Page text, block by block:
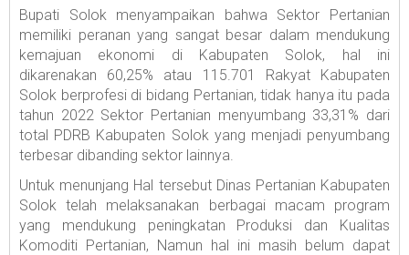
Bupati Solok menyampaikan bahwa Sektor Pertanian
memiliki peranan yang sangat besar dalam mendukung
kemajuan ekonomi di Kabupaten Solok, hal ini
dikarenakan 60,25% atau 115.701 Rakyat Kabupaten
Solok berprofesi di bidang Pertanian, tidak hanya itu pada
tahun 2022 Sektor Pertanian menyumbang 33,31% dari
total PDRB Kabupaten Solok yang menjadi penyumbang
terbesar dibanding sektor lainnya.
Untuk menunjang Hal tersebut Dinas Pertanian Kabupaten
Solok telah melaksanakan berbagai macam program
yang mendukung peningkatan Produksi dan Kualitas
Komoditi Pertanian, Namun hal ini masih belum dapat